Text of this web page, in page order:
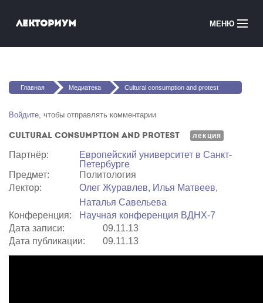
Лекториум МЕНЮ
Медиатека
Courses in English
Вы здесь
Главная Медиатека Cultural consumption and protest
Войдите, чтобы отправлять комментарии
Cultural consumption and protest лекция
Партнёр:
Европейский университет в Санкт-
Петербурге
Предмет:
Политология
Лектор:
Олег Журавлев, Илья Матвеев,
Наталья Савельева
Конференция:
Научная конференция ВДНХ-7
Дата записи:
09.11.13
Дата публикации:
09.11.13